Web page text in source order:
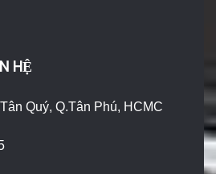
HỆ
Quý, Q.Tân Phú, HCMC